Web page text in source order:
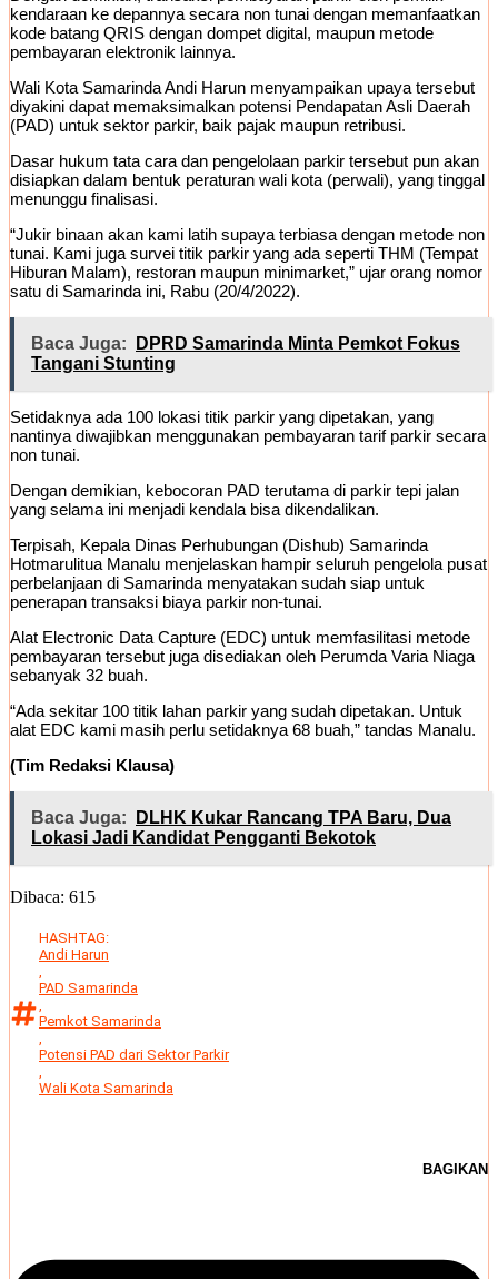
kendaraan ke depannya secara non tunai dengan memanfaatkan
kode batang QRIS dengan dompet digital, maupun metode
pembayaran elektronik lainnya.
Wali Kota Samarinda Andi Harun menyampaikan upaya tersebut
diyakini dapat memaksimalkan potensi Pendapatan Asli Daerah
(PAD) untuk sektor parkir, baik pajak maupun retribusi.
Dasar hukum tata cara dan pengelolaan parkir tersebut pun akan
disiapkan dalam bentuk peraturan wali kota (perwali), yang tinggal
menunggu finalisasi.
“Jukir binaan akan kami latih supaya terbiasa dengan metode non
tunai. Kami juga survei titik parkir yang ada seperti THM (Tempat
Hiburan Malam), restoran maupun minimarket,” ujar orang nomor
satu di Samarinda ini, Rabu (20/4/2022).
Baca Juga:
DPRD Samarinda Minta Pemkot Fokus
Tangani Stunting
Setidaknya ada 100 lokasi titik parkir yang dipetakan, yang
nantinya diwajibkan menggunakan pembayaran tarif parkir secara
non tunai.
Dengan demikian, kebocoran PAD terutama di parkir tepi jalan
yang selama ini menjadi kendala bisa dikendalikan.
Terpisah, Kepala Dinas Perhubungan (Dishub) Samarinda
Hotmarulitua Manalu menjelaskan hampir seluruh pengelola pusat
perbelanjaan di Samarinda menyatakan sudah siap untuk
penerapan transaksi biaya parkir non-tunai.
Alat Electronic Data Capture (EDC) untuk memfasilitasi metode
pembayaran tersebut juga disediakan oleh Perumda Varia Niaga
sebanyak 32 buah.
“Ada sekitar 100 titik lahan parkir yang sudah dipetakan. Untuk
alat EDC kami masih perlu setidaknya 68 buah,” tandas Manalu.
(Tim Redaksi Klausa)
Baca Juga:
DLHK Kukar Rancang TPA Baru, Dua
Lokasi Jadi Kandidat Pengganti Bekotok
Dibaca: 615
HASHTAG:
Andi Harun
,
PAD Samarinda
,
Pemkot Samarinda
,
Potensi PAD dari Sektor Parkir
,
Wali Kota Samarinda
BAGIKAN